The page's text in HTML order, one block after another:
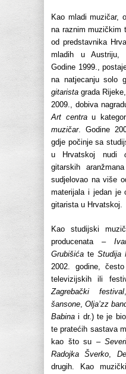
Kao mladi muzičar,
na raznim muzičkim
od predstavnika
mladih u Austriju,
Godine 1999.,
na natjecanju solo
gitarista grada Rijeke,
2009., dobiva
Art centrau
muzičar. Godine
gdje počinje sa
u Hrvatskoj nudi
gitarskih
sudjelovao na više
materijala i jedan je
gitarista u Hrvatskoj.
Kao studijski
producenata –
Grubišića te Studija
2002. godine,
televizijskih ili
Zagrebački festival
šansone,Olja’zz
Babina i dr.) te je
te pratećih sastava
kao što su –
Radojka Šverko,
drugih. Kao